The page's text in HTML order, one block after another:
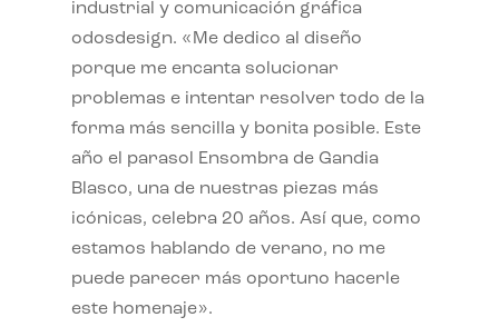
industrial y comunicación gráfica
odosdesign. «Me dedico al diseño
porque me encanta solucionar
problemas e intentar resolver todo de la
forma más sencilla y bonita posible. Este
año el parasol Ensombra de Gandia
Blasco, una de nuestras piezas más
icónicas, celebra 20 años. Así que, como
estamos hablando de verano, no me
puede parecer más oportuno hacerle
este homenaje».